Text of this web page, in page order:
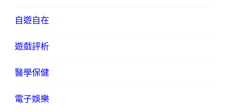
自遊自在
遊戲評析
醫學保健
電子娛樂